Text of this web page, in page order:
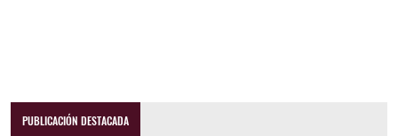
PUBLICACIÓN DESTACADA